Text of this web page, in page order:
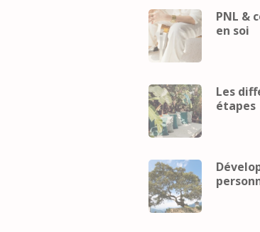
PNL &
en soi
Les
étapes
relaxation
stress
Intelligence
émotionnelle
Intelligence
émotionnelle et
développement
personnel